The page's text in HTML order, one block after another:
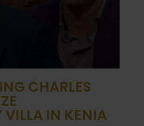
CHARLES
VILLA IN KENIA